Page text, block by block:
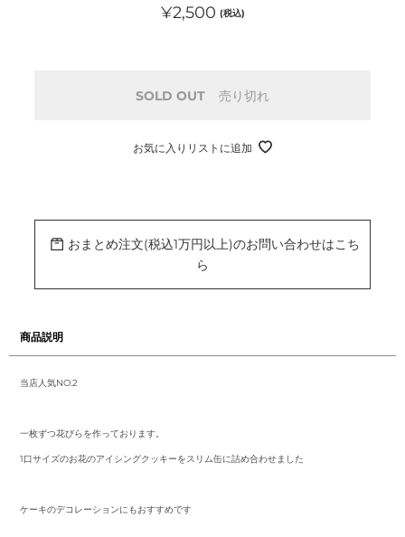
通
格
¥2,500 (税込)
SOLD OUT 売り切れ
お気に入りリストに追加
追
る
おまとめ注文(税込1万円以上)のお問い合わせはこち
ら
商品説明
当店人気NO.2
一枚ずつ花びらを作っております。
1口サイズのお花のアイシングクッキーをスリム缶に詰め合わせました
ケーキのデコレーションにもおすすめです